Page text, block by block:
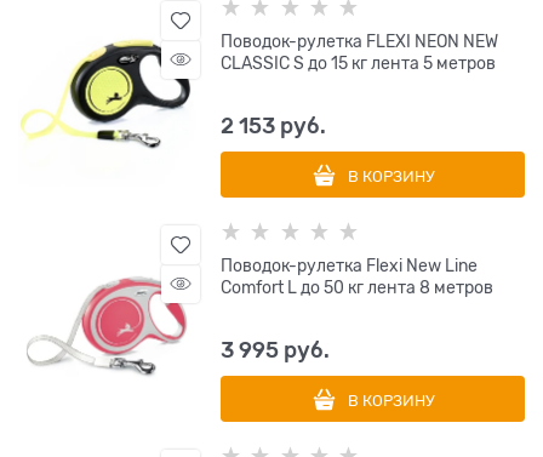
Поводок-рулетка FLEXI NEON NEW
CLASSIC S до 15 кг лента 5 метров
2 153 руб.
В КОРЗИНУ
Поводок-рулетка Flexi New Line
Comfort L до 50 кг лента 8 метров
3 995 руб.
В КОРЗИНУ